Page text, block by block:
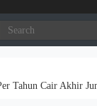
Tahun Cair Akhir